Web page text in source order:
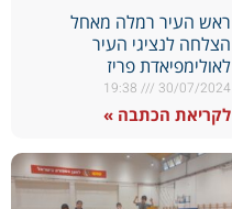
ראש העיר רמלה מאחל
הצלחה לנציגי העיר
לאולימפיאדת פריז
30/07/2024
לקריאת הכתבה »